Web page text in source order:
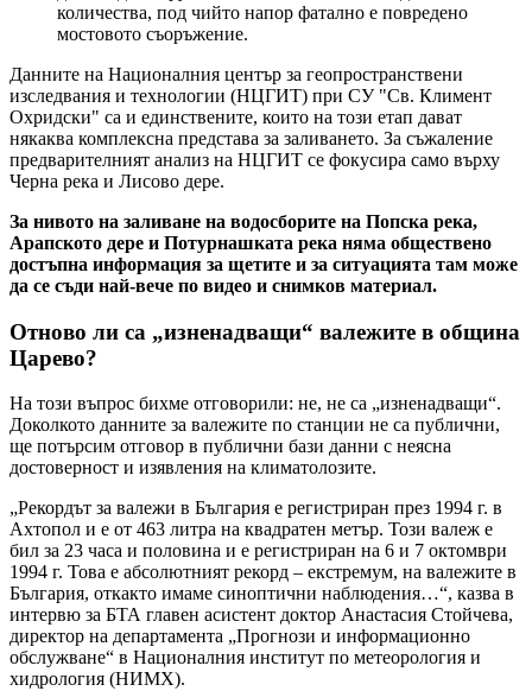
количества, под чийто напор фатално е повредено
мостовото съоръжение.
Данните на Националния център за геопространствени
изследвания и технологии (НЦГИТ) при СУ "Св. Климент
Охридски" са и единствените, които на този етап дават
някаква комплексна представа за заливането. За съжаление
предварителният анализ на НЦГИТ се фокусира само върху
Черна река и Лисово дере.
За нивото на заливане на водосборите на Попска река,
Арапското дере и Потурнашката река няма обществено
достъпна информация за щетите и за ситуацията там може
да се съди най-вече по видео и снимков материал.
Отново ли са „изненадващи“ валежите в община
Царево?
На този въпрос бихме отговорили: не, не са „изненадващи“.
Доколкото данните за валежите по станции не са публични,
ще потърсим отговор в публични бази данни с неясна
достоверност и изявления на климатолозите.
„Рекордът за валежи в България е регистриран през 1994 г. в
Ахтопол и е от 463 литра на квадратен метър. Този валеж е
бил за 23 часа и половина и е регистриран на 6 и 7 октомври
1994 г. Това е абсолютният рекорд – екстремум, на валежите в
България, откакто имаме синоптични наблюдения…“, казва в
интервю за БТА главен асистент доктор Анастасия Стойчева,
директор на департамента „Прогнози и информационно
обслужване“ в Националния институт по метеорология и
хидрология (НИМХ).